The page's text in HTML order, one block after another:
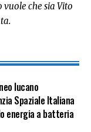
vuole che sia Vito
lucano
Spaziale Italiana
energia a batteria